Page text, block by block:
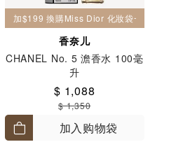
加$199 換購Miss Dior 化妝袋一個
香奈儿
CHANEL No. 5 澹香水 100毫
升
$ 1,088
$ 1,350
加入购物袋